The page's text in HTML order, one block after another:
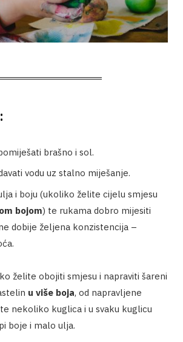
brašno i sol.
vodu uz stalno miješanje.
i boju (ukoliko želite cijelu smjesu
bojom) te rukama dobro mijesiti
dobije željena konzistencija –
želite obojiti smjesu i napraviti šareni
u više boja, od napravljene
nekoliko kuglica i u svaku kuglicu
boje i malo ulja.